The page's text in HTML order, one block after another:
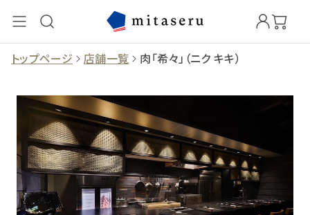
トップページ 店舗一覧 肉「希々」（ニク キキ）